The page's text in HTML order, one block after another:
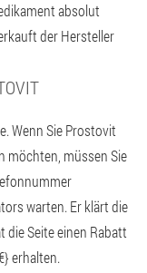
absolut
der Hersteller
Wenn Sie Prostovit
möchten, müssen Sie
warten. Er klärt die
die Seite einen Rabatt
erhalten.